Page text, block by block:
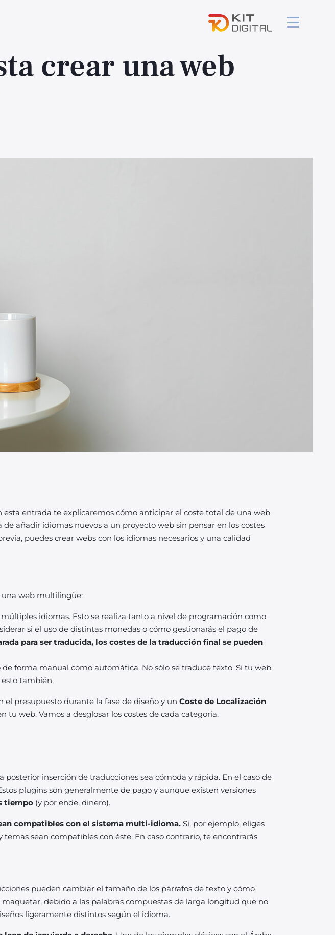
crear una web
entrada te explicaremos cómo anticipar el coste total de una web
añadir idiomas nuevos a un proyecto web sin pensar en los costes
puedes crear webs con los idiomas necesarios y una calidad
una web multilingüe:
idiomas. Esto se realiza tanto a nivel de programación como
si el uso de distintas monedas o cómo gestionarás el pago de
para ser traducida, los costes de la traducción final se pueden
forma manual como automática. No sólo se traduce texto. Si tu web
también.
el presupuesto durante la fase de diseño y un Coste de Localización
web. Vamos a desglosar los costes de cada categoría.
inserción de traducciones sea cómoda y rápida. En el caso de
plugins son generalmente de pago y aunque existen versiones
tiempo (y por ende, dinero).
compatibles con el sistema multi-idioma. Si, por ejemplo, eliges
sean compatibles con éste. En caso contrario, te encontrarás
pueden cambiar el tamaño de los párrafos de texto y cómo
debido a las palabras compuestas de larga longitud que no
ligeramente distintos según el idioma.